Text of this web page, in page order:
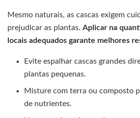
Mesmo naturais, as cascas exigem
prejudicar as plantas. Aplicar na
locais adequados garante melhores
Evite espalhar cascas grandes
plantas pequenas.
Misture com terra ou composto
de nutrientes.